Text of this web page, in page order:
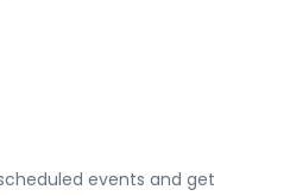
events and get